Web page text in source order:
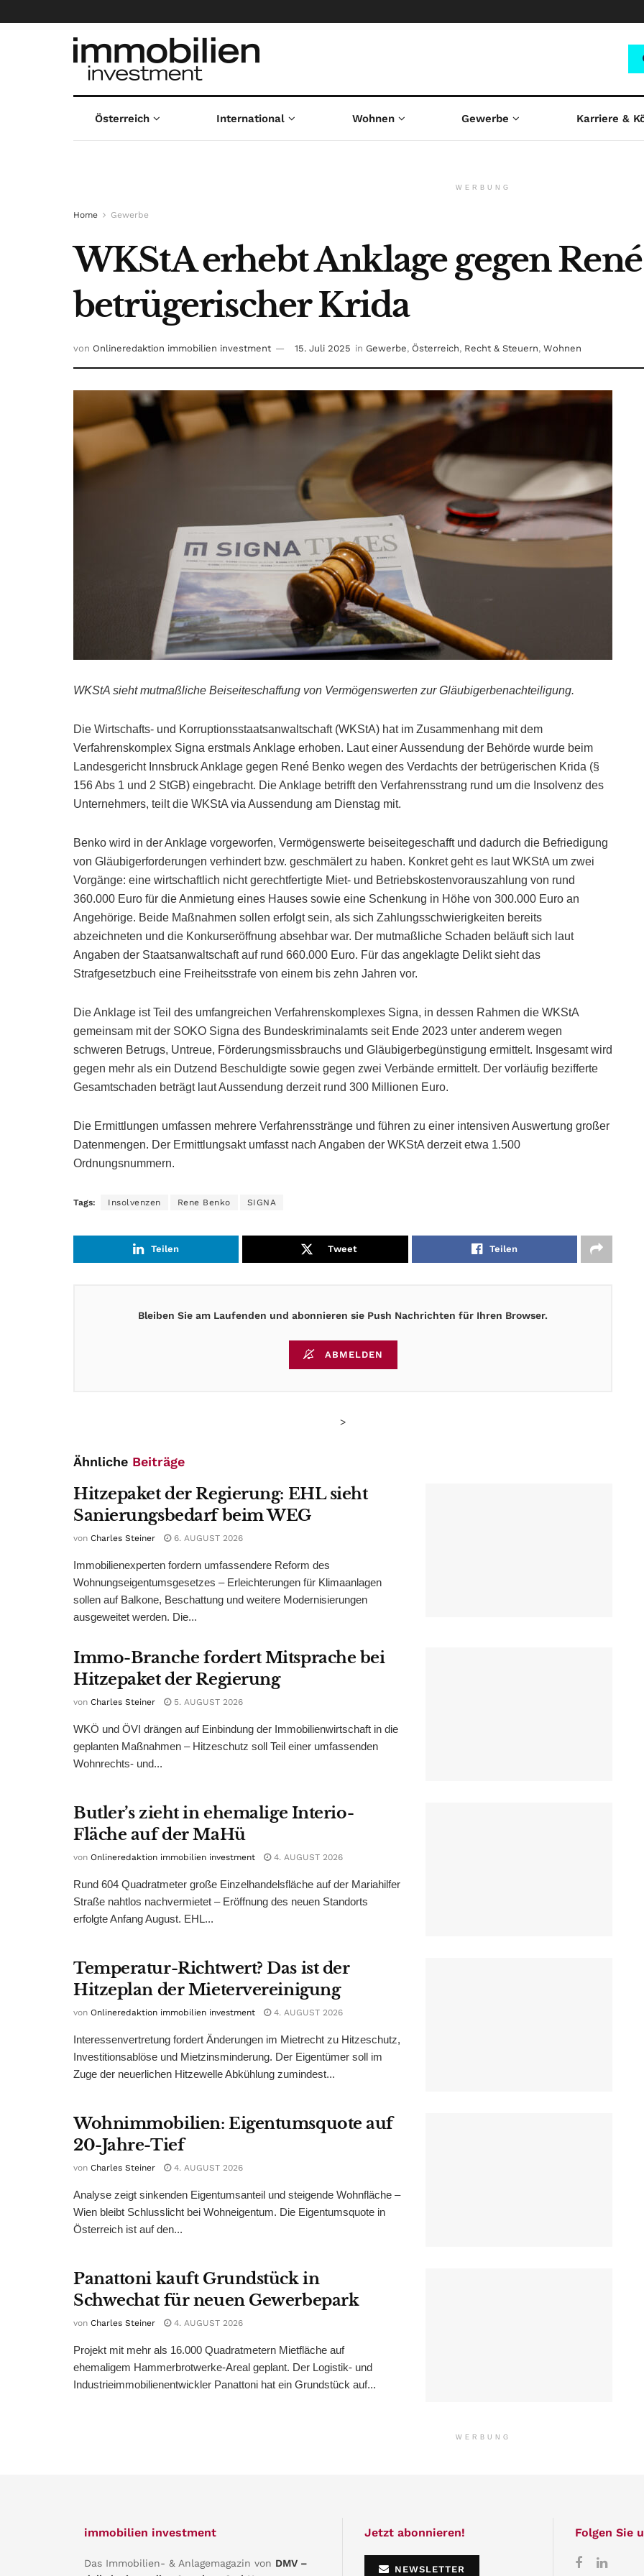
Österreich International Wohnen Gewerbe Karriere &
WERBUNG
Home Gewerbe
WKStA erhebt Anklage gegen
betrügerischer Krida
von Onlineredaktion immobilien investment 15. Juli 2025 in Gewerbe, Österreich, Recht & Steuern, Wohnen
WKStA sieht mutmaßliche Beiseiteschaffung von Vermögenswerten zur Gläubigerbenachteiligung.
Die Wirtschafts- und Korruptionsstaatsanwaltschaft (WKStA) hat im Zusammenhang mit dem
Verfahrenskomplex Signa erstmals Anklage erhoben. Laut einer Aussendung der Behörde wurde beim
Landesgericht Innsbruck Anklage gegen René Benko wegen des Verdachts der betrügerischen Krida (§
156 Abs 1 und 2 StGB) eingebracht. Die Anklage betrifft den Verfahrensstrang rund um die Insolvenz des
Unternehmers, teilt die WKStA via Aussendung am Dienstag mit.
Benko wird in der Anklage vorgeworfen, Vermögenswerte beiseitegeschafft und dadurch die Befriedigung
von Gläubigerforderungen verhindert bzw. geschmälert zu haben. Konkret geht es laut WKStA um zwei
Vorgänge: eine wirtschaftlich nicht gerechtfertigte Miet- und Betriebskostenvorauszahlung von rund
360.000 Euro für die Anmietung eines Hauses sowie eine Schenkung in Höhe von 300.000 Euro an
Angehörige. Beide Maßnahmen sollen erfolgt sein, als sich Zahlungsschwierigkeiten bereits
abzeichneten und die Konkurseröffnung absehbar war. Der mutmaßliche Schaden beläuft sich laut
Angaben der Staatsanwaltschaft auf rund 660.000 Euro. Für das angeklagte Delikt sieht das
Strafgesetzbuch eine Freiheitsstrafe von einem bis zehn Jahren vor.
Die Anklage ist Teil des umfangreichen Verfahrenskomplexes Signa, in dessen Rahmen die WKStA
gemeinsam mit der SOKO Signa des Bundeskriminalamts seit Ende 2023 unter anderem wegen
schweren Betrugs, Untreue, Förderungsmissbrauchs und Gläubigerbegünstigung ermittelt. Insgesamt wird
gegen mehr als ein Dutzend Beschuldigte sowie gegen zwei Verbände ermittelt. Der vorläufig bezifferte
Gesamtschaden beträgt laut Aussendung derzeit rund 300 Millionen Euro.
Die Ermittlungen umfassen mehrere Verfahrensstränge und führen zu einer intensiven Auswertung großer
Datenmengen. Der Ermittlungsakt umfasst nach Angaben der WKStA derzeit etwa 1.500
Ordnungsnummern.
Tags: Insolvenzen Rene Benko SIGNA
Teilen Tweet Teilen
Bleiben Sie am Laufenden und abonnieren sie Push Nachrichten für Ihren Browser.
ABMELDEN
>
Ähnliche Beiträge
Hitzepaket der Regierung: EHL sieht
Sanierungsbedarf beim WEG
von Charles Steiner 6. AUGUST 2026
Immobilienexperten fordern umfassendere Reform des
Wohnungseigentumsgesetzes – Erleichterungen für Klimaanlagen
sollen auf Balkone, Beschattung und weitere Modernisierungen
ausgeweitet werden. Die...
Immo-Branche fordert Mitsprache bei
Hitzepaket der Regierung
von Charles Steiner 5. AUGUST 2026
WKÖ und ÖVI drängen auf Einbindung der Immobilienwirtschaft in die
geplanten Maßnahmen – Hitzeschutz soll Teil einer umfassenden
Wohnrechts- und...
Butler’s zieht in ehemalige Interio-
Fläche auf der MaHü
von Onlineredaktion immobilien investment 4. AUGUST 2026
Rund 604 Quadratmeter große Einzelhandelsfläche auf der Mariahilfer
Straße nahtlos nachvermietet – Eröffnung des neuen Standorts
erfolgte Anfang August. EHL...
Temperatur-Richtwert? Das ist der
Hitzeplan der Mietervereinigung
von Onlineredaktion immobilien investment 4. AUGUST 2026
Interessenvertretung fordert Änderungen im Mietrecht zu Hitzeschutz,
Investitionsablöse und Mietzinsminderung. Der Eigentümer soll im
Zuge der neuerlichen Hitzewelle Abkühlung zumindest...
Wohnimmobilien: Eigentumsquote auf
20-Jahre-Tief
von Charles Steiner 4. AUGUST 2026
Analyse zeigt sinkenden Eigentumsanteil und steigende Wohnfläche –
Wien bleibt Schlusslicht bei Wohneigentum. Die Eigentumsquote in
Österreich ist auf den...
Panattoni kauft Grundstück in
Schwechat für neuen Gewerbepark
von Charles Steiner 4. AUGUST 2026
Projekt mit mehr als 16.000 Quadratmetern Mietfläche auf
ehemaligem Hammerbrotwerke-Areal geplant. Der Logistik- und
Industrieimmobilienentwickler Panattoni hat ein Grundstück auf...
WERBUNG
immobilien investment
Das Immobilien- & Anlagemagazin von DMV –
Jetzt abonnieren!
NEWSLETTER
Folgen Sie